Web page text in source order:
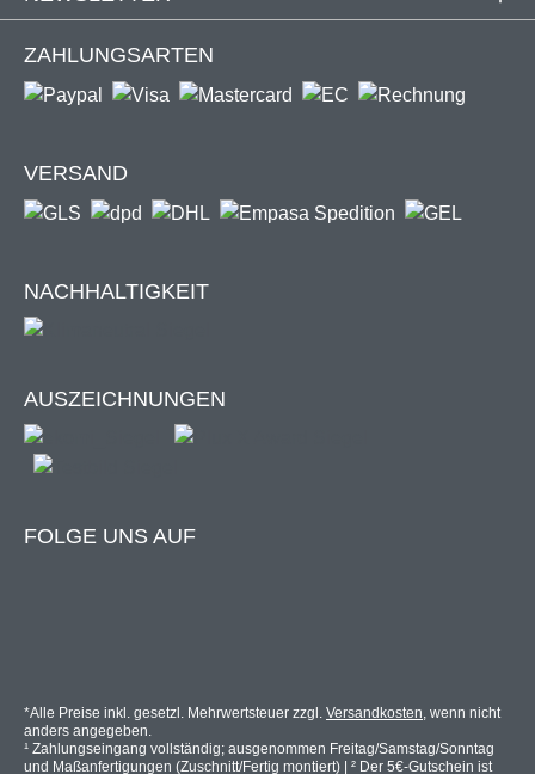
ZAHLUNGSARTEN
VERSAND
NACHHALTIGKEIT
AUSZEICHNUNGEN
FOLGE UNS AUF
*Alle Preise inkl. gesetzl. Mehrwertsteuer zzgl. Versandkosten, wenn nicht
anders angegeben.
¹ Zahlungseingang vollständig; ausgenommen Freitag/Samstag/Sonntag
und Maßanfertigungen (Zuschnitt/Fertig montiert) | ² Der 5€-Gutschein ist